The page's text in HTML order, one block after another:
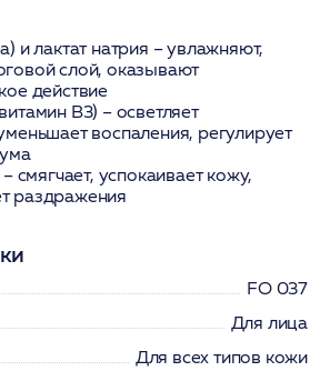
и лактат натрия – увлажняют,
слой, оказывают
действие
В3) – осветляет
воспаления, регулирует
смягчает, успокаивает кожу,
раздражения
FO 037
Для лица
Для всех типов кожи